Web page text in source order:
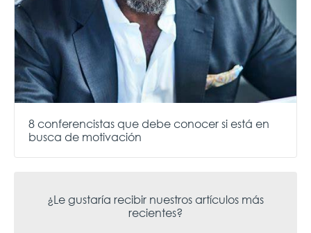
8 conferencistas que debe conocer si está en
busca de motivación
¿Le gustaría recibir nuestros artículos más
recientes?